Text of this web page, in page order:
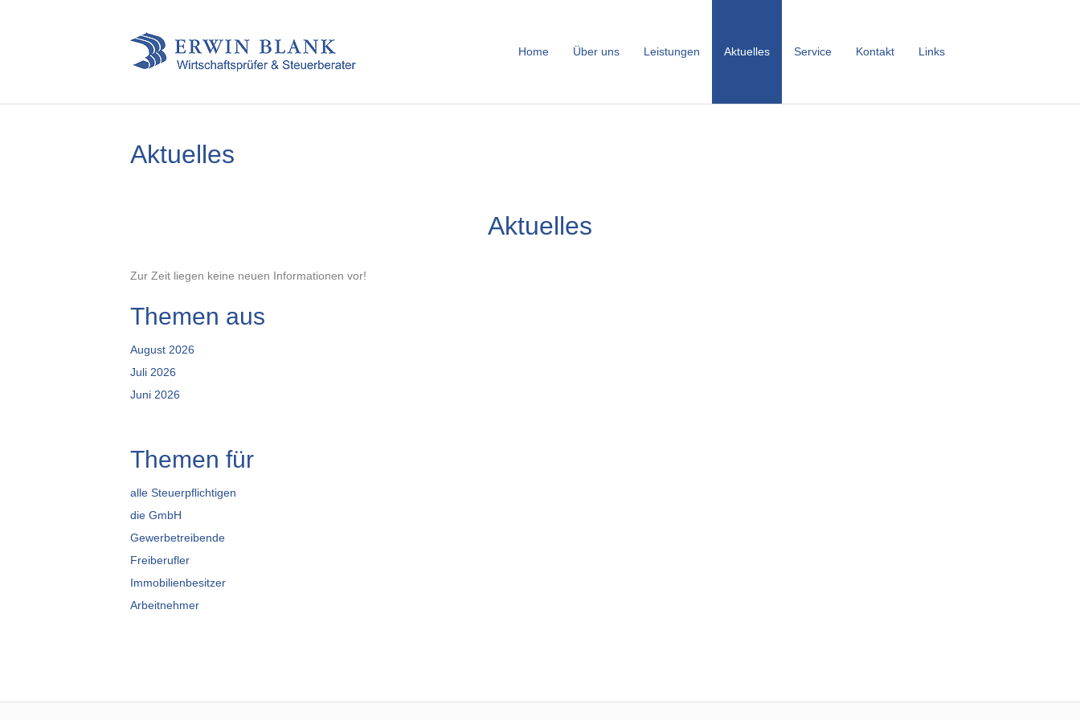
Home Über uns Leistungen Aktuelles Service Kontakt Links
Aktuelles
Aktuelles
Zur Zeit liegen keine neuen Informationen vor!
Themen aus
August 2026
Juli 2026
Juni 2026
Themen für
alle Steuerpflichtigen
die GmbH
Gewerbetreibende
Freiberufler
Immobilienbesitzer
Arbeitnehmer